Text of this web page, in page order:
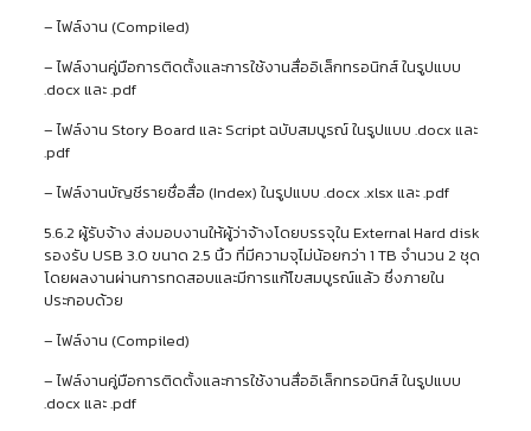
– ไฟล์งาน (Compiled)
– ไฟล์งานคู่มือการติดตั้งและการใช้งานสื่ออิเล็กทรอนิกส์ ในรูปแบบ
.docx และ .pdf
– ไฟล์งาน Story Board และ Script ฉบับสมบูรณ์ ในรูปแบบ .docx และ
.pdf
– ไฟล์งานบัญชีรายชื่อสื่อ (Index) ในรูปแบบ .docx .xlsx และ .pdf
5.6.2 ผู้รับจ้าง ส่งมอบงานให้ผู้ว่าจ้างโดยบรรจุใน External Hard disk
รองรับ USB 3.0 ขนาด 2.5 นิ้ว ที่มีความจุไม่น้อยกว่า 1 TB จำนวน 2 ชุด
โดยผลงานผ่านการทดสอบและมีการแก้ไขสมบูรณ์แล้ว ซึ่งภายใน
ประกอบด้วย
– ไฟล์งาน (Compiled)
– ไฟล์งานคู่มือการติดตั้งและการใช้งานสื่ออิเล็กทรอนิกส์ ในรูปแบบ
.docx และ .pdf